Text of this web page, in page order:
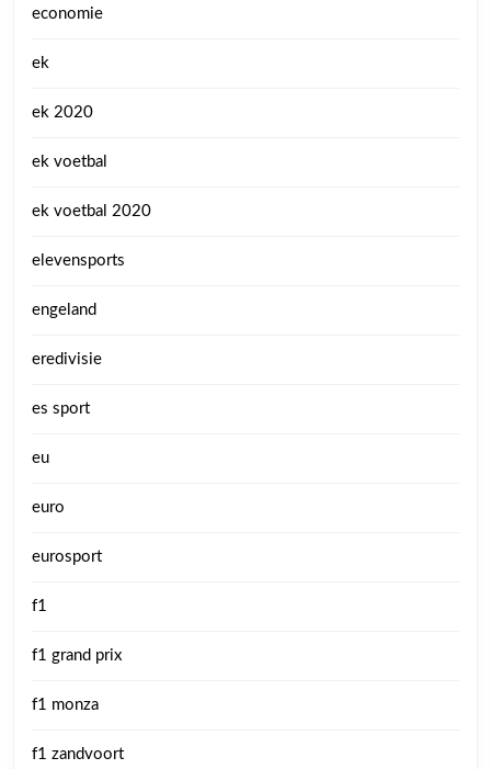
economie
ek
ek 2020
ek voetbal
ek voetbal 2020
elevensports
engeland
eredivisie
es sport
eu
euro
eurosport
f1
f1 grand prix
f1 monza
f1 zandvoort